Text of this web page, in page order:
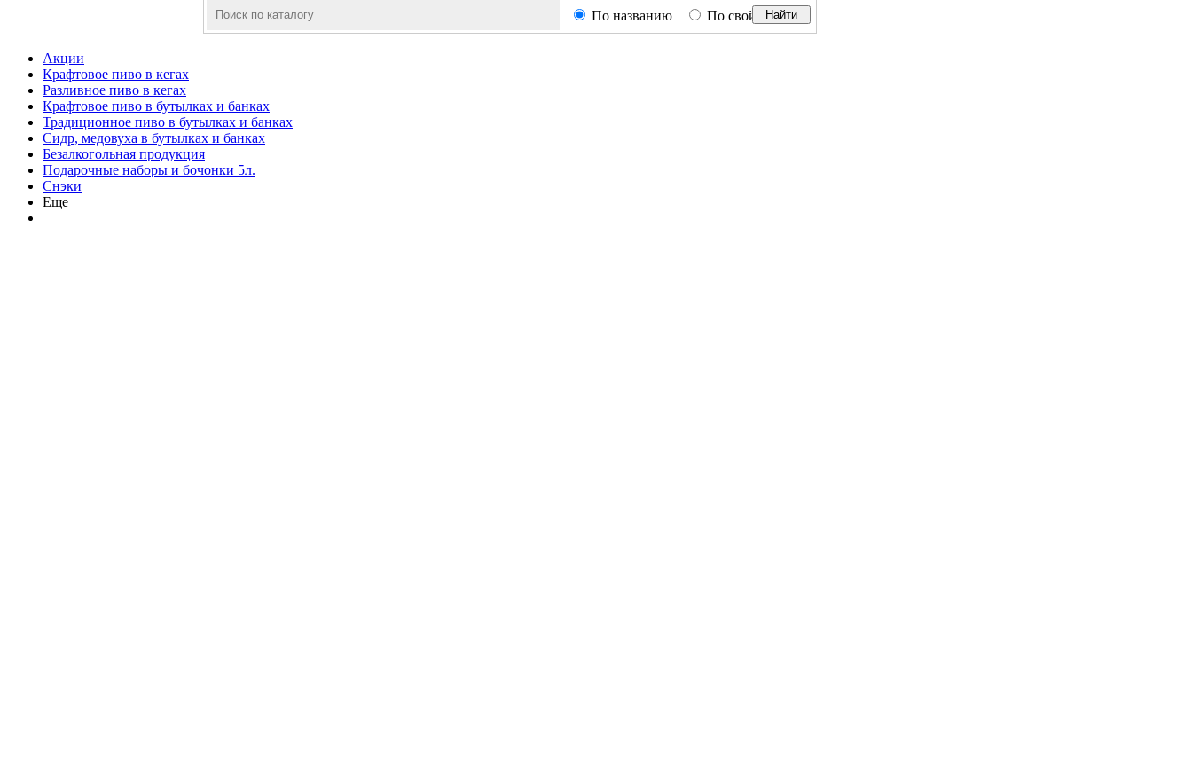
По названию По свойствам
Найти
Акции
Крафтовое пиво в кегах
Разливное пиво в кегах
Крафтовое пиво в бутылках и банках
Традиционное пиво в бутылках и банках
Сидр, медовуха в бутылках и банках
Безалкогольная продукция
Подарочные наборы и бочонки 5л.
Снэки
Еще